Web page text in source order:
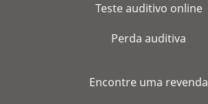
Teste auditivo online
Perda auditiva
Encontre uma revenda